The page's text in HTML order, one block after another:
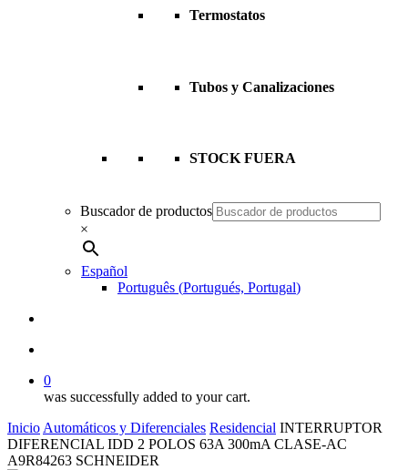
Termostatos
Tubos y Canalizaciones
STOCK FUERA
Buscador de productos
×
Español
Português (Portugués, Portugal)
0
was successfully added to your cart.
InicioAutomáticos y Diferenciales Residencial INTERRUPTOR
DIFERENCIAL IDD 2 POLOS 63A 300mA CLASE-AC
A9R84263 SCHNEIDER